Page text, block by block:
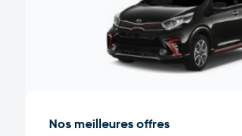
Nos meilleures offres